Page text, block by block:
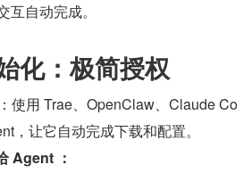
自动完成。
化：极简授权
使用 Trae、OpenClaw、Claude Co
，让它自动完成下载和配置。
Agent ：